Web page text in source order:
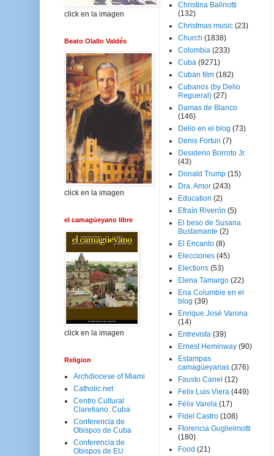
click en la imagen
Beato Olallo Valdés
click en la imagen
el camagüeyano libre
click en la imagen
Religion
Archdiocese of Miami
Catholic.net
Centro Cultural
Claretiano. Cuba
Conferencia de
Obispos de Cuba
Conferencia de
Obispos de EU
Christina Balinotti
(132)
Christmas music (23)
Church (1838)
Colombia (233)
Cuba (9271)
Cuban film (182)
Cubanos (by Delio
Regueral) (27)
Damas de Blanco
(146)
Delio en el blog (73)
Denis Fortun (7)
Desiderio Borroto Jr.
(43)
Donald Trump (15)
Dra. Amor (243)
Education (2)
Efraín Riverón (5)
El beso de Susana
Bustamante (2)
El Encanto (8)
Elecciones (45)
Elections (53)
Elena Tamargo (22)
Ena Columbie en el
blog (39)
Enrique José Varona
(14)
Entrevista (39)
Ernest Heminway (90)
Estampas
camagüeyanas (376)
Fausto Canel (12)
Felix Luis Viera (449)
Félix Varela (17)
Fidel Castro (108)
Florencia Guglielmotti
(180)
Food (21)